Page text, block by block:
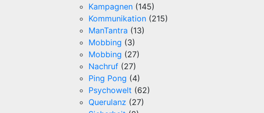
Kampagnen (145)
Kommunikation (215)
ManTantra (13)
Mobbing (3)
Mobbing (27)
Nachruf (27)
Ping Pong (4)
Psychowelt (62)
Querulanz (27)